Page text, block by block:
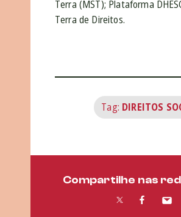
Terra (MST); Plataforma
Terra de Direitos.
Tag: DIREITOS
Compartilhe nas